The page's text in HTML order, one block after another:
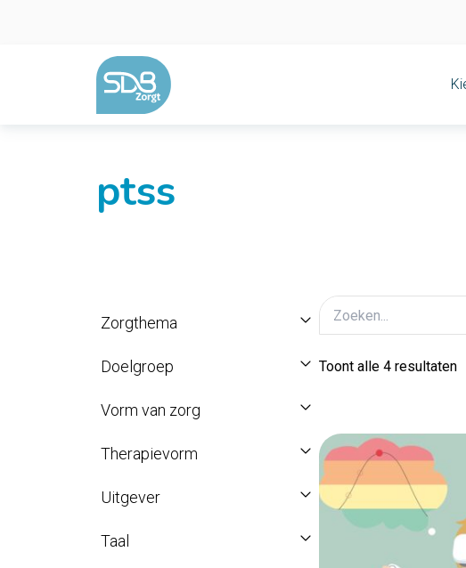
ptss
Zorgthema
Doelgroep
Vorm van zorg
Therapievorm
Uitgever
Taal
Toont alle 4 resultaten